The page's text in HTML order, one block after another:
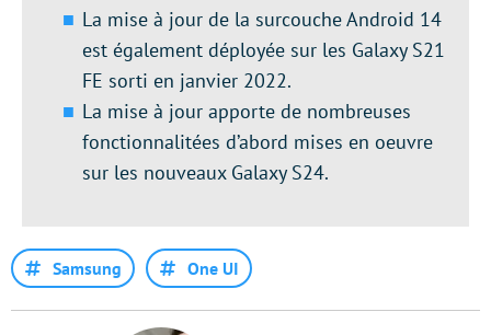
La mise à jour de la surcouche Android 14
est également déployée sur les Galaxy S21
FE sorti en janvier 2022.
La mise à jour apporte de nombreuses
fonctionnalitées d’abord mises en oeuvre
sur les nouveaux Galaxy S24.
Samsung One UI